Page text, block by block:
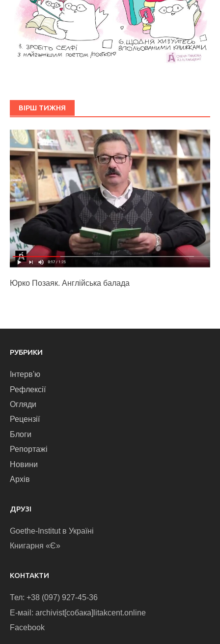
ВІРШ ТИЖНЯ
Юрко Позаяк. Англійська балада
РУБРИКИ
Інтерв'ю
Рефлексії
Огляди
Рецензії
Блоги
Репортажі
Новини
Архів
ДРУЗІ
Goethe-Institut в Україні
Книгарня «Є»
КОНТАКТИ
Тел: +38 (097) 927-45-36
E-маіl: archivist[собака]litakcent.online
Facebook